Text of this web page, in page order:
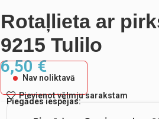
Rotaļlieta ar
9215 Tulilo
6,50€
Nav noliktavā
Pievienot vēlmju sarakstam
Piegādes iespējas: